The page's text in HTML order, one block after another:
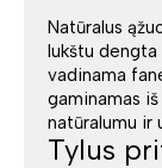
Natūralus
lukštu dengta
vadinama
gaminamas
natūralumu ir
Tylus